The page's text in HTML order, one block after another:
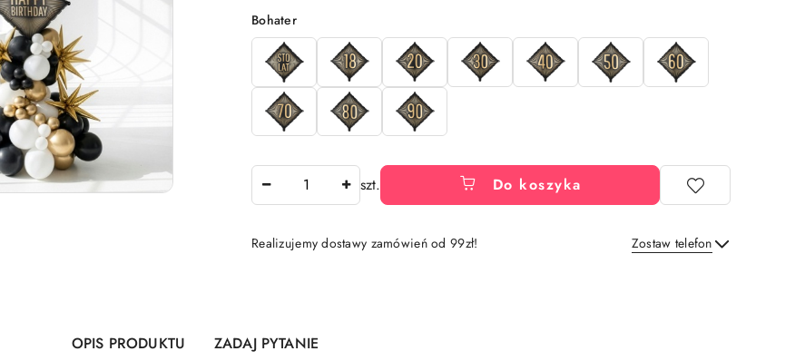
Wariant
Bohater
szt. Do koszyka
Realizujemy dostawy zamówień od 99zł! Zostaw telefon
dostawa
OPIS PRODUKTU ZADAJ PYTANIE